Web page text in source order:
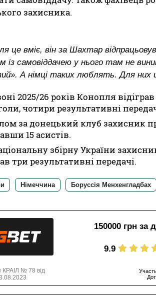
захисника.
це вміє, він за Шахтар
із самовіддачею у нього там не
А німці таких люблять. Для них
2025/26 років Конопля
чотири результативні
за донецький клуб захисник
15 асистів.
збірну України
три результативні передачі.
Німеччина Боруссія Менхенгладбах
150000 грн за
9.9
КРАІЛ № 78 від